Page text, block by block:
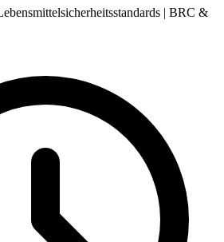
| BRC &